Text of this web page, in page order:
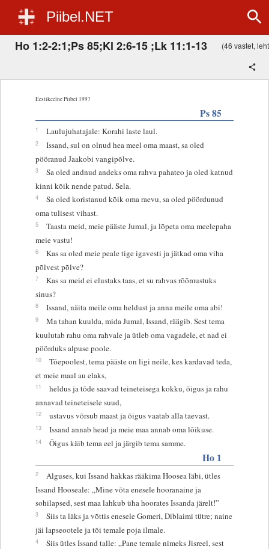
Piibel.NET
Ho 1:2-2:1;Ps 85;Kl 2:6-15 ;Lk 11:1-13 (46 vastet,
Eestikeelne Piibel 1997
Ps 85
1 Laulujuhatajale: Korahi laste laul.
2
Issand, sul on olnud hea meel oma maast, sa oled
pööranud Jaakobi vangipõlve.
3
Sa oled andnud andeks oma rahva pahateo ja oled katnud
kinni kõik nende patud. Sela.
4
Sa oled koristanud kõik oma raevu, sa oled pöördunud
oma tulisest vihast.
5
Taasta meid, meie pääste Jumal, ja lõpeta oma meelepaha
meie vastu!
6
Kas sa oled meie peale tige igavesti ja jätkad oma viha
põlvest põlve?
7
Kas sa meid ei elustaks taas, et su rahvas rõõmustuks
sinus?
8 Issand, näita meile oma heldust ja anna meile oma abi!
9
Ma tahan kuulda, mida Jumal, Issand, räägib. Sest tema
kuulutab rahu oma rahvale ja ütleb oma vagadele, et nad ei
pöörduks alpuse poole.
10
Tõepoolest, tema pääste on ligi neile, kes kardavad teda,
et meie maal au elaks,
11
heldus ja tõde saavad teineteisega kokku, õigus ja rahu
annavad teineteisele suud,
12 ustavus võrsub maast ja õigus vaatab alla taevast.
13 Issand annab head ja meie maa annab oma lõikuse.
14 Õigus käib tema eel ja järgib tema samme.
Ho 1
2
Alguses, kui Issand hakkas rääkima Hoosea läbi, ütles
Issand Hooseale: „Mine võta enesele hooranaine ja
sohilapsed, sest maa lahkub üha hoorates Issanda järelt!”
3
Siis ta läks ja võttis enesele Gomeri, Diblaimi tütre; naine
jäi lapseootele ja tõi temale poja ilmale.
4
Siis ütles Issand talle: „Pane temale nimeks Jisreel, sest